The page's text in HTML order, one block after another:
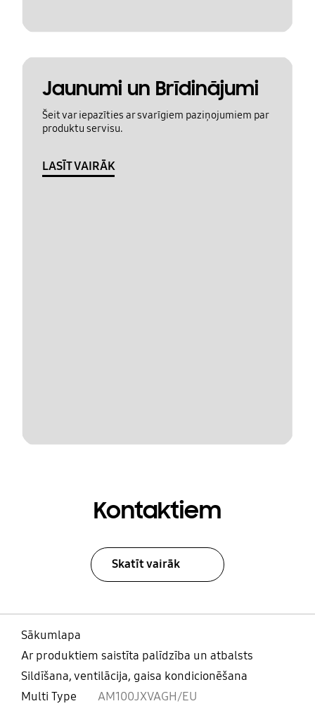
Jaunumi un Brīdinājumi
Šeit var iepazīties ar svarīgiem paziņojumiem par
produktu servisu.
LASĪT VAIRĀK
Kontaktiem
Skatīt vairāk
Sākumlapa
Ar produktiem saistīta palīdzība un atbalsts
Sildīšana, ventilācija, gaisa kondicionēšana
Multi Type
AM100JXVAGH/EU